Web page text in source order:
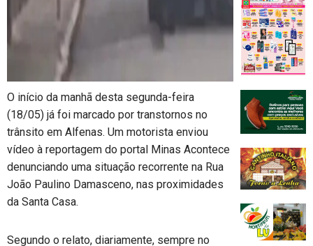
O início da manhã desta segunda-feira
(18/05) já foi marcado por transtornos no
trânsito em Alfenas. Um motorista enviou
vídeo à reportagem do portal Minas Acontece
denunciando uma situação recorrente na Rua
João Paulino Damasceno, nas proximidades
da Santa Casa.
Segundo o relato, diariamente, sempre no